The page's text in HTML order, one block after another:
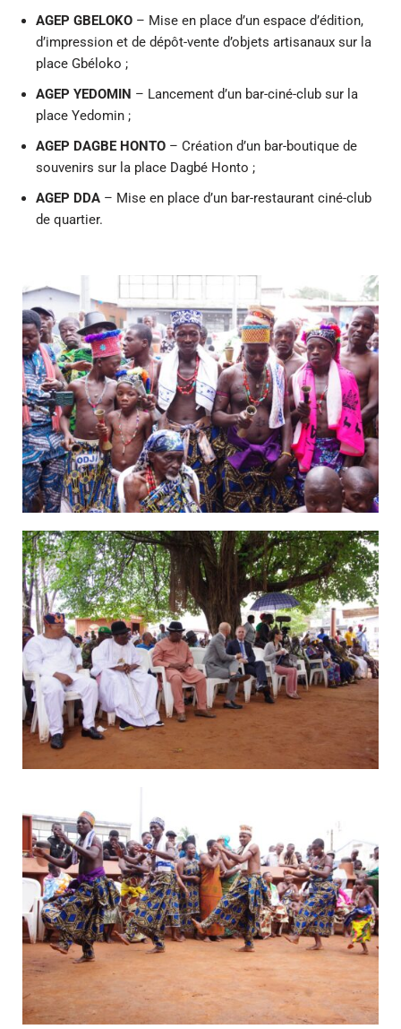
AGEP GBELOKO – Mise en place d’un espace d’édition,
d’impression et de dépôt-vente d’objets artisanaux sur la
place Gbéloko ;
AGEP YEDOMIN – Lancement d’un bar-ciné-club sur la
place Yedomin ;
AGEP DAGBE HONTO – Création d’un bar-boutique de
souvenirs sur la place Dagbé Honto ;
AGEP DDA – Mise en place d’un bar-restaurant ciné-club
de quartier.